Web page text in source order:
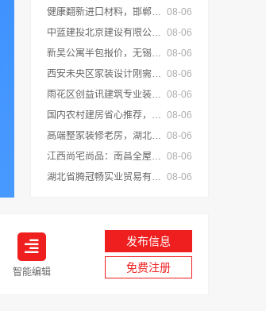
健康翻新进口材料，邯郸至臻全宅新材料有限公司品质之选 08-06
中蓝建投北京建设有限公司四川成都农村建房靠谱之选 08-06
新吴公寓半包报价，无锡亿莱居装饰工程材料有限公司 08-06
西安未央区家装设计刚需房 居安天成（西安）建筑工程有限责任公司 08-06
雨花区创益讯建筑专业装饰，零增项承诺 08-06
国内农村建房省心推荐，中蓝建投四川*分公司全包服务 08-06
高端整家装修老房，湖北百年米莱空间美学装饰材料有限公司 08-06
江西尚宅尚品：南昌全屋定制现代风格施工队，设计施工一体化 08-06
湖北省腾冠畅实业贸易有限公司价格优货源正 08-06
智能编辑
发布信息
免费注册